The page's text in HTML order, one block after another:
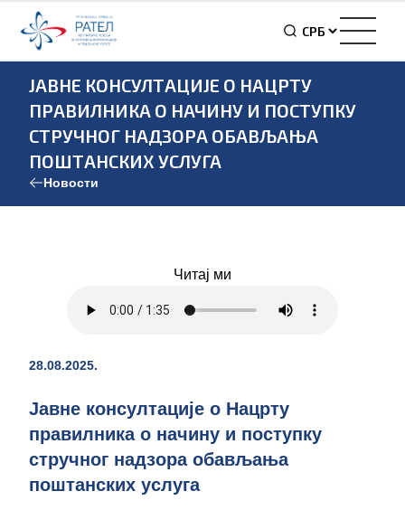
ЈАВНЕ КОНСУЛТАЦИЈЕ О НАЦРТУ
ПРАВИЛНИКА О НАЧИНУ И ПОСТУПКУ
СТРУЧНОГ НАДЗОРА ОБАВЉАЊА
ПОШТАНСКИХ УСЛУГА
Новости
Читај ми
28.08.2025.
Јавне консултације о Нацрту
правилника о начину и поступку
стручног надзора обављања
поштанских услуга